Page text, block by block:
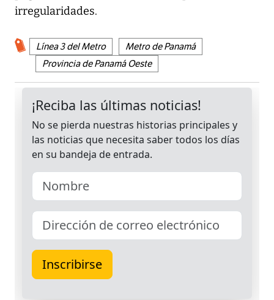
irregularidades.
Línea 3 del Metro
Metro de Panamá
Provincia de Panamá Oeste